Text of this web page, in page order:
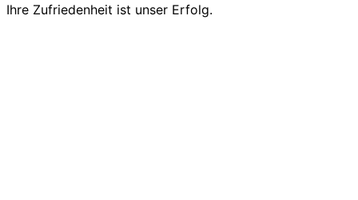
Ihre Zufriedenheit ist unser Erfolg.